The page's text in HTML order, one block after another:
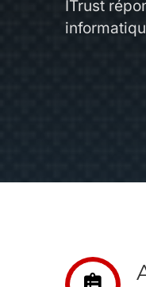
ITrust